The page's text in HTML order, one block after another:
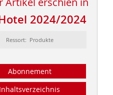
2024/2024
Ressort: Produkte
Abonnement
Inhaltsverzeichnis